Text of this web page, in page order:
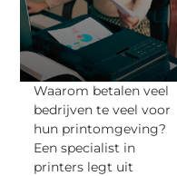
Waarom betalen veel
bedrijven te veel voor
hun printomgeving?
Een specialist in
printers legt uit